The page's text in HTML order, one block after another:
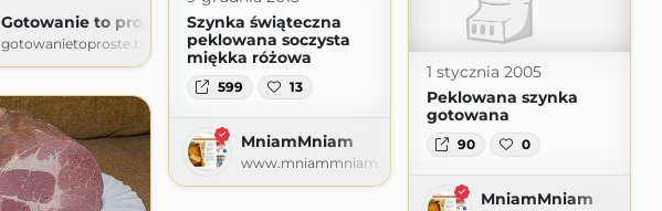
Gotowanie to proste!
gotowanietoproste.blogspot.com
Szynka świąteczna
peklowana soczysta
miękka różowa
599 13
MniamMniam
www.mniammniam.com
1 stycznia 2005
Peklowana szynka
gotowana
90 0
MniamMniam